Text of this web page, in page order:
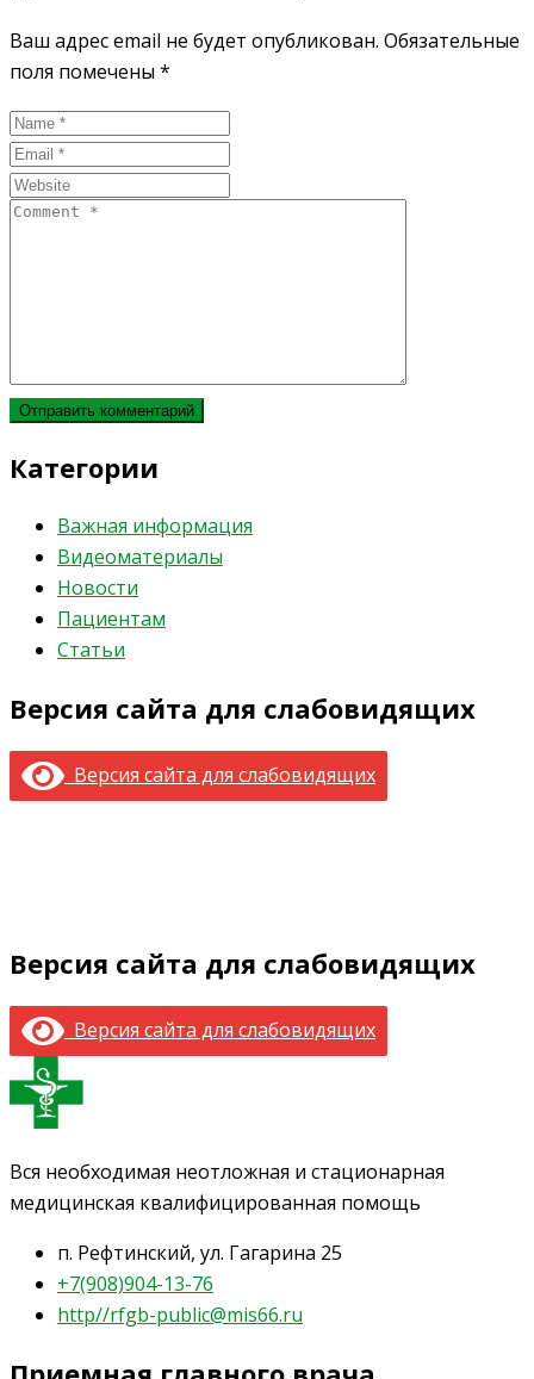
Ваш адрес email не будет опубликован. Обязательные
поля помечены *
Категории
Важная информация
Видеоматериалы
Новости
Пациентам
Статьи
Версия сайта для слабовидящих
Версия сайта для слабовидящих
Версия сайта для слабовидящих
Версия сайта для слабовидящих
Вся необходимая неотложная и стационарная
медицинская квалифицированная помощь
п. Рефтинский, ул. Гагарина 25
+7(908)904-13-76
http//rfgb-public@mis66.ru